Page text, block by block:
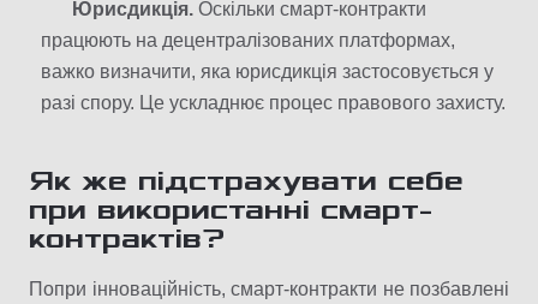
Юрисдикція. Оскільки смарт-контракти
працюють на децентралізованих платформах,
важко визначити, яка юрисдикція застосовується у
разі спору. Це ускладнює процес правового захисту.​
Як же підстрахувати себе
при використанні смарт-
контрактів?
Попри інноваційність, смарт-контракти не позбавлені